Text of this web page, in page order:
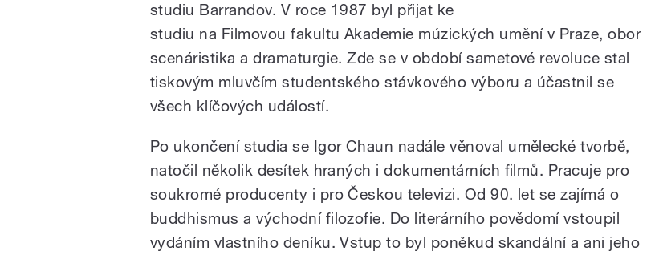
studiu Barrandov. V roce 1987 byl přijat ke
studiu na Filmovou fakultu Akademie múzických umění v Praze, obor
scenáristika a dramaturgie. Zde se v období sametové revoluce stal
tiskovým mluvčím studentského stávkového výboru a účastnil se
všech klíčových událostí.
Po ukončení studia se Igor Chaun nadále věnoval umělecké tvorbě,
natočil několik desítek hraných i dokumentárních filmů. Pracuje pro
soukromé producenty i pro Českou televizi. Od 90. let se zajímá o
buddhismus a východní filozofie. Do literárního povědomí vstoupil
vydáním vlastního deníku. Vstup to byl poněkud skandální a ani jeho